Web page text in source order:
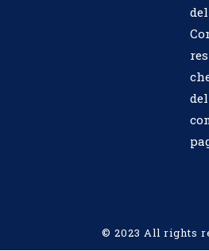
© 2023 All rights